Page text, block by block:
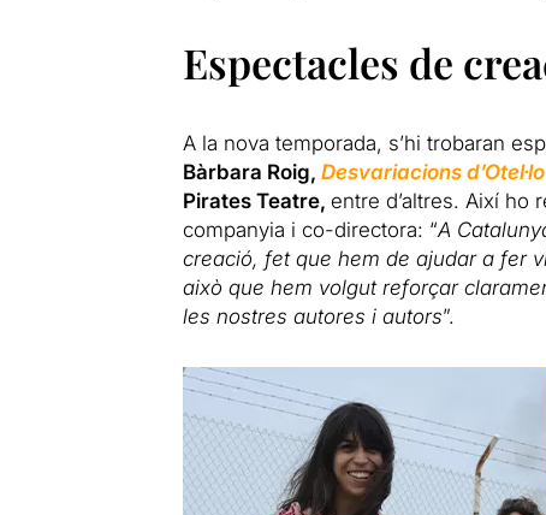
Espectacles de
A la nova temporada, s’hi trobaran
Bàrbara Roig, Desvariacions d’Otel·lo
Pirates Teatre, entre d’altres. Així ho
companyia i co-directora: “A
creació, fet que hem de ajudar a fer
això que hem volgut reforçar
les nostres autores i autors”.